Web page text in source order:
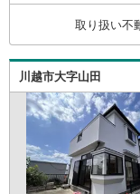
産情報を豊
談も承りま
能です（1
日～4日以
時をご記入
取り扱い不
川越市大字山田